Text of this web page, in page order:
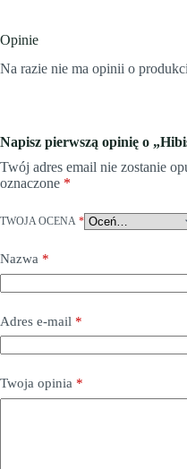
Opinie
Na razie nie ma opinii o
Napisz pierwszą opinię o
Twój adres email nie zostanie
oznaczone *
TWOJA OCENA *
Nazwa *
Adres e-mail *
Twoja opinia *